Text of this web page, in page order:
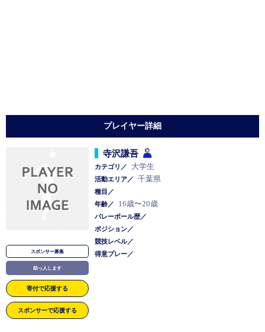
プレイヤー詳細
スポンサー募集
助っ人します
寄付で応援する
スポンサーで応援する
寺沢謙吾
カテゴリ／ 大学生
活動エリア／ 千葉県
種目／
年齢／
16歳〜20歳
バレーボール歴／
ポジション／
競技レベル／
得意プレー／